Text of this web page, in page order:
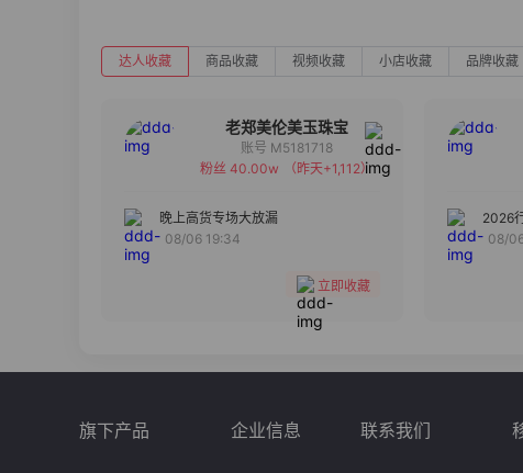
达人收藏 商品收藏 视频收藏 小店收藏 品牌收藏
老郑美伦美玉珠宝
备注
分组
账号 M5181718
粉丝 40.00w
（昨天+1,112）
晚上高货专场大放漏
08/06 19:34
立即收藏
2026
08/
旗下产品 企业信息 联系我们